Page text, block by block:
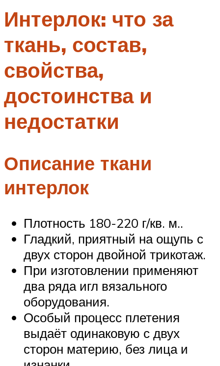
Аксессуары
Меню
Интерлок: что за
ткань, состав,
свойства,
достоинства и
недостатки
Описание ткани
интерлок
Плотность 180-220 г/кв. м..
Гладкий, приятный на ощупь с
двух сторон двойной трикотаж.
При изготовлении применяют
два ряда игл вязального
оборудования.
Особый процесс плетения
выдаёт одинаковую с двух
сторон материю, без лица и